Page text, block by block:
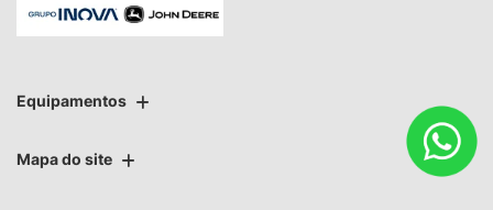
Equipamentos
Mapa do site